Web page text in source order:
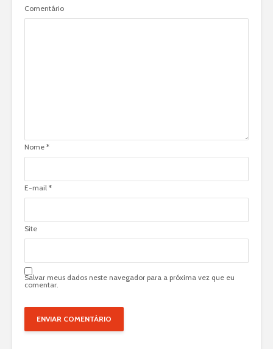
Comentário
Nome *
E-mail *
Site
Salvar meus dados neste navegador para a próxima vez que eu
comentar.